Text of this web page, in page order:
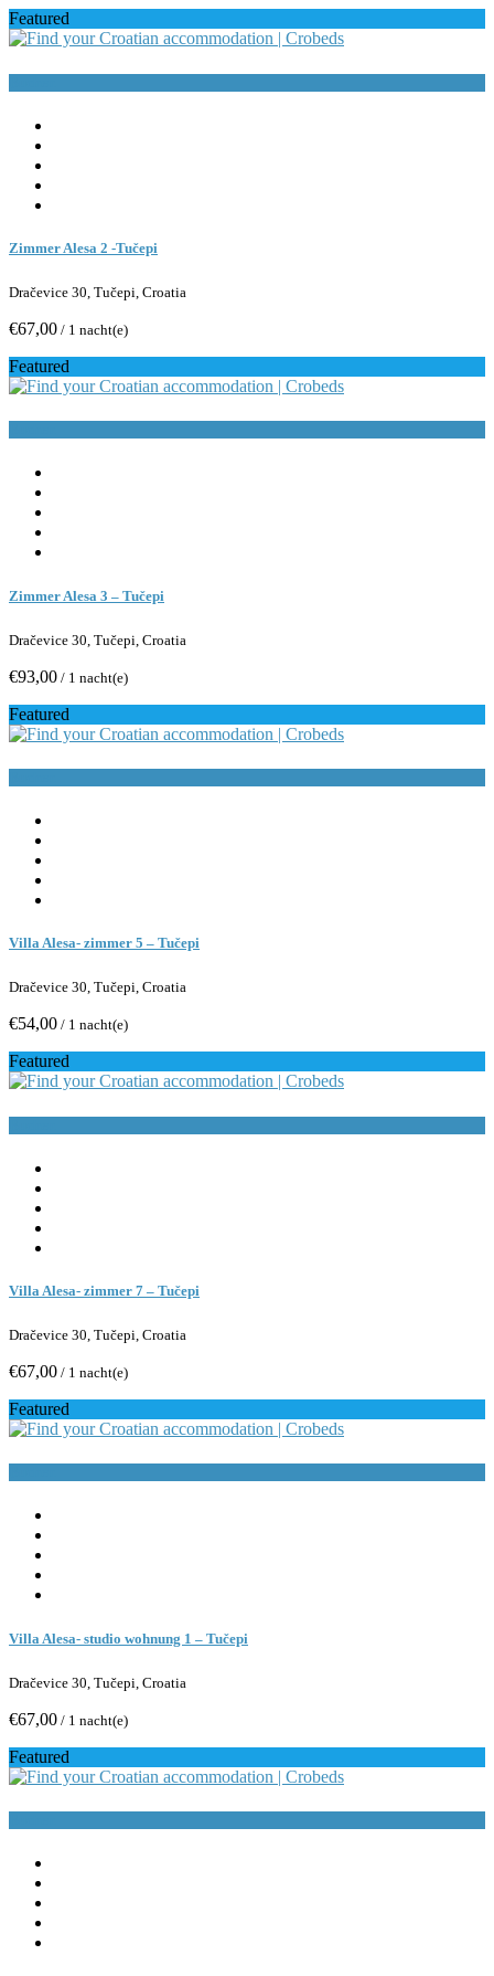
Featured
Zimmer Alesa 2 -Tučepi
Dračevice 30, Tučepi, Croatia
€67,00 / 1 nacht(e)
Featured
Zimmer Alesa 3 – Tučepi
Dračevice 30, Tučepi, Croatia
€93,00 / 1 nacht(e)
Featured
Villa Alesa- zimmer 5 – Tučepi
Dračevice 30, Tučepi, Croatia
€54,00 / 1 nacht(e)
Featured
Villa Alesa- zimmer 7 – Tučepi
Dračevice 30, Tučepi, Croatia
€67,00 / 1 nacht(e)
Featured
Villa Alesa- studio wohnung 1 – Tučepi
Dračevice 30, Tučepi, Croatia
€67,00 / 1 nacht(e)
Featured